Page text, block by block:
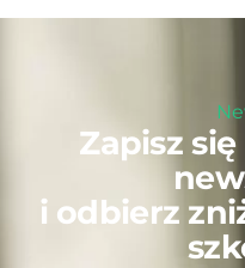
Zapisz się
i odbierz